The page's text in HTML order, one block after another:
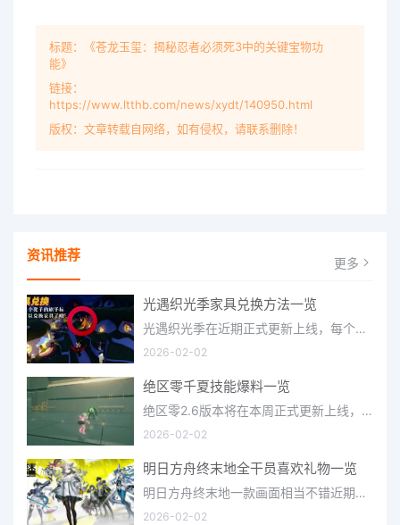
标题：《苍龙玉玺：揭秘忍者必须死3中的关键宝物功
能》
链接：
https://www.ltthb.com/news/xydt/140950.html
版权：文章转载自网络，如有侵权，请联系删除！
资讯推荐 更多
光遇织光季家具兑换方法一览
光遇织光季在近期正式更新上线，每个季节都有着许多全新内容和资讯可以让你来体验，不少刚体验的小伙伴想要知道
2026-02-02
绝区零千夏技能爆料一览
绝区零2.6版本将在本周正式更新上线，上周的前瞻直播官方给玩家们带来关于最新版本的卡池信息和相关活动内容，
2026-02-02
明日方舟终末地全干员喜欢礼物一览
明日方舟终末地一款画面相当不错近期非常火爆的大型二次元冒险游戏，这里有相当多好看的干员可以让你来抽取并
2026-02-02